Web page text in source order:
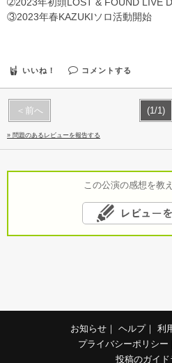
③2023年春KAZUKIソロ活動開始
いいね！ コメントする
＜前へ (1/1)
» 問題のあるレビューを報告する
この公演の感想を教
お知らせ ｜ ヘルプ｜ 利
プライバシーポリシー
投稿のガイド